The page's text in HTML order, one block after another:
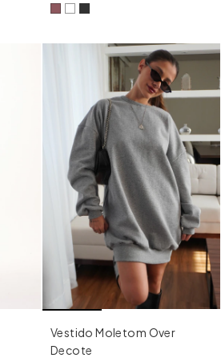
Vestido Moletom Over
Decote